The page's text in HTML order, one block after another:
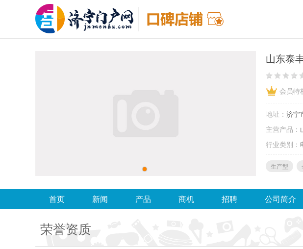
山东泰
会员特
地址： 济宁
主营产品：
行业类别：
生产型
首页 新闻 产品 商机 招聘 公司简介
荣誉资质